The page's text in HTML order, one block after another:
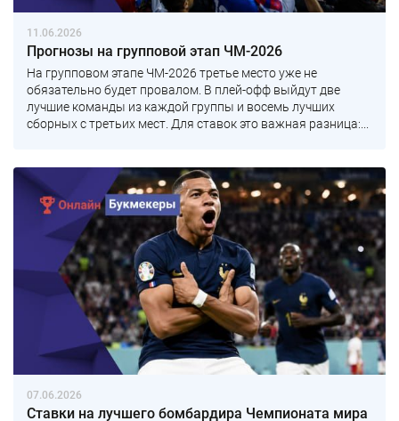
11.06.2026
Прогнозы на групповой этап ЧМ-2026
На групповом этапе ЧМ-2026 третье место уже не
обязательно будет провалом. В плей-офф выйдут две
лучшие команды из каждой группы и восемь лучших
сборных с третьих мест. Для ставок это важная разница:...
07.06.2026
Ставки на лучшего бомбардира Чемпионата мира